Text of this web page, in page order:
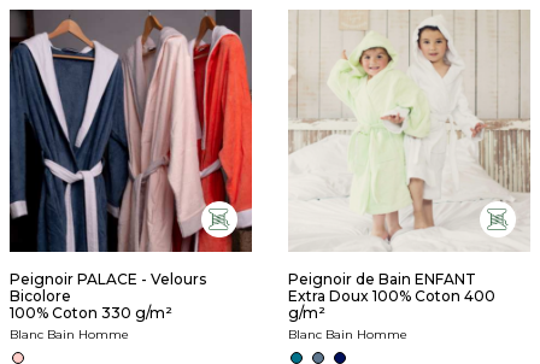
Peignoir PALACE - Velours
Bicolore
100% Coton 330 g/m²
Blanc Bain Homme
Peignoir de Bain ENFANT
Extra Doux 100% Coton 400
g/m²
Blanc Bain Homme